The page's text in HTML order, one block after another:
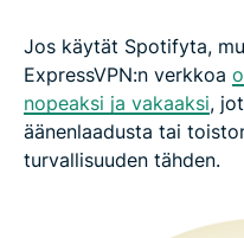
Jos käytät Spotifyta,
ExpressVPN:n verkkoa
nopeaksi ja vakaaksi,
äänenlaadusta tai
turvallisuuden tähden.